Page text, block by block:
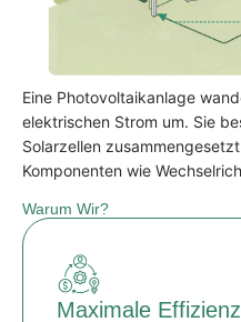
Eine Photovoltaikanlage
elektrischen Strom um. Sie
Solarzellen
Komponenten wie
Warum Wir?
Maximale